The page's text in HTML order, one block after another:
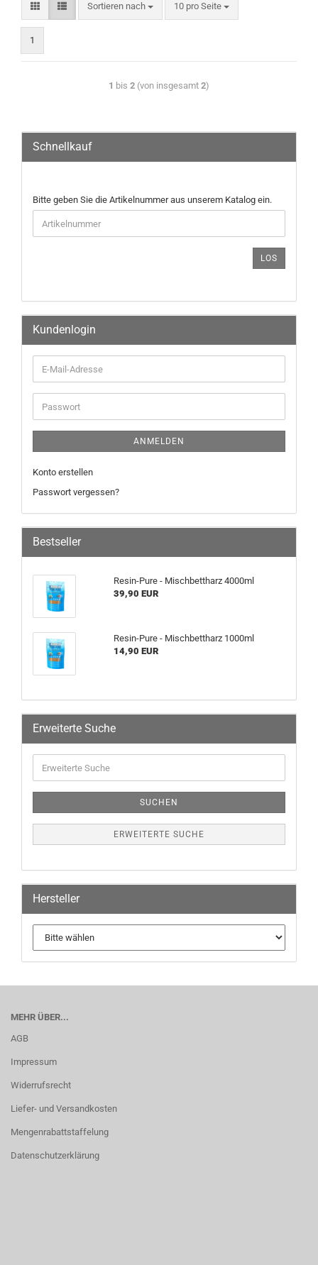
Sortieren nach 10 pro Seite
1
1 bis 2 (von insgesamt 2)
Schnellkauf
Bitte geben Sie die Artikelnummer aus unserem Katalog ein.
LOS
Kundenlogin
ANMELDEN
Konto erstellen
Passwort vergessen?
Bestseller
Resin-Pure - Mischbettharz 4000ml
39,90 EUR
Resin-Pure - Mischbettharz 1000ml
14,90 EUR
Erweiterte Suche
SUCHEN
ERWEITERTE SUCHE
Hersteller
MEHR ÜBER...
AGB
Impressum
Widerrufsrecht
Liefer- und Versandkosten
Mengenrabattstaffelung
Datenschutzerklärung